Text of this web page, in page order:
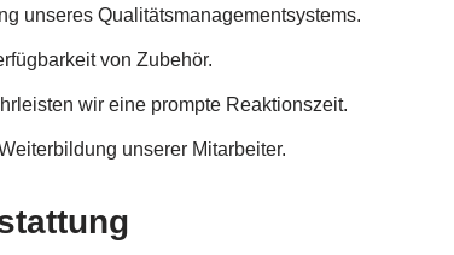
unseres Qualitätsmanagementsystems.
von Zubehör.
wir eine prompte Reaktionszeit.
unserer Mitarbeiter.